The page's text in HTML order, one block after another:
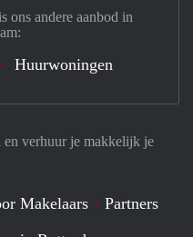
verhuur je makkelijk je
Makelaars
Partners
ons andere aanbod in
Huurwoningen